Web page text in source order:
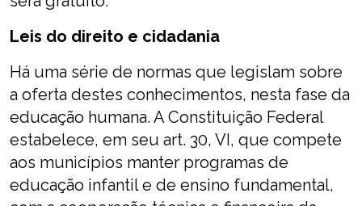
Leis do direito e cidadania
Há uma série de normas que legislam sobre
a oferta destes conhecimentos, nesta fase da
educação humana. A Constituição Federal
estabelece, em seu art. 30, VI, que compete
aos municípios manter programas de
educação infantil e de ensino fundamental,